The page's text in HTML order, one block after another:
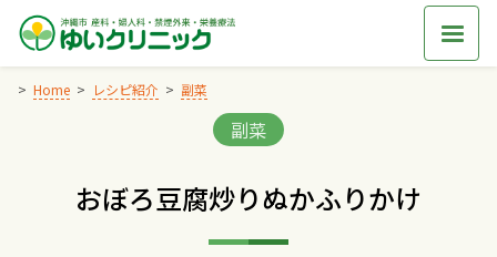
Skip
content
Home レシピ紹介 副菜
Categories:
副菜
おぼろ豆腐炒りぬかふりかけ